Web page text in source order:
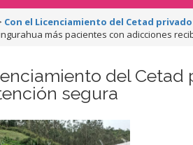
Con el Licenciamiento del Cetad
más pacientes con adicciones
del Cetad
segura